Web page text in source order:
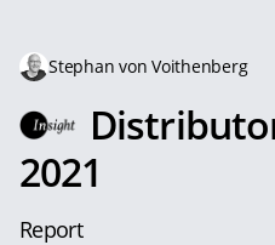
Stephan von Voithenberg
2021
Report